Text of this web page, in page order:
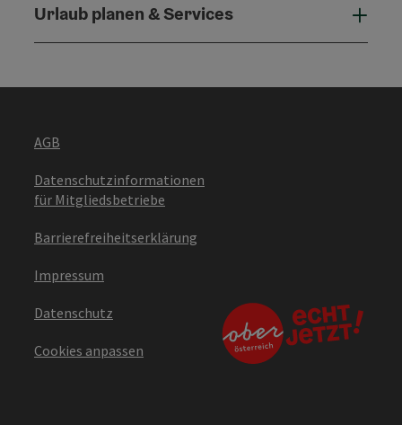
Urlaub planen & Services
AGB
Datenschutzinformationen
für Mitgliedsbetriebe
Barrierefreiheitserklärung
Impressum
Datenschutz
Cookies anpassen